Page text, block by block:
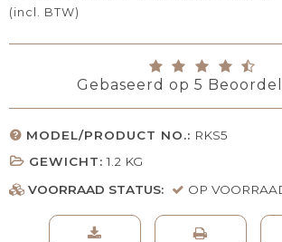
(incl. BTW)
Gebaseerd op 5
MODEL/PRODUCT NO.: RKS5
GEWICHT: 1.2 KG
VOORRAAD STATUS:
OP